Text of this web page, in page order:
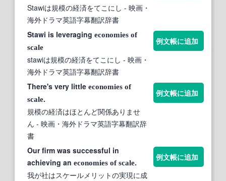
Stawiは規模の経済をてこにし - 映画・
海外ドラマ英語字幕翻訳辞書
Stawi is leveraging economies of
scale
stawiは規模の経済をてこにし - 映画・
海外ドラマ英語字幕翻訳辞書
例文帳に追加
There's very little economies of
scale.
規模の経済はほとんど関係ありませ
ん - 映画・海外ドラマ英語字幕翻訳辞
書
例文帳に追加
Our firm was successful in
achieving an economies of scale.
我が社はスケールメリットの実現に成
例文帳に追加